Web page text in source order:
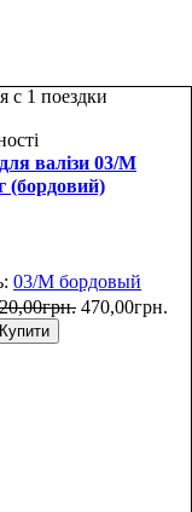
с 1 поездки
валізи 03/M
(бордовий)
03/M бордовый
,00грн. 470,00грн.
Купити